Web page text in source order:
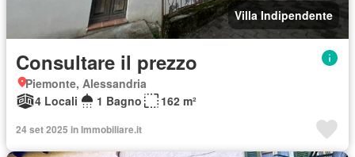
Villa Indipendente
Consultare il prezzo
Piemonte, Alessandria
4 Locali
1 Bagno 162 m²
24 set 2025 in Immobiliare.it